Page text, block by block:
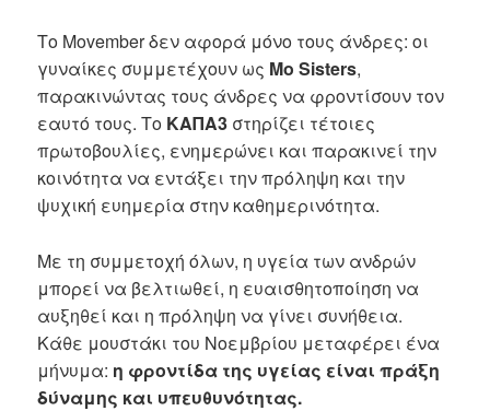
Το Movember δεν αφορά μόνο τους άνδρες: οι
γυναίκες συμμετέχουν ως Mo Sisters,
παρακινώντας τους άνδρες να φροντίσουν τον
εαυτό τους. Το ΚΑΠΑ3 στηρίζει τέτοιες
πρωτοβουλίες, ενημερώνει και παρακινεί την
κοινότητα να εντάξει την πρόληψη και την
ψυχική ευημερία στην καθημερινότητα.
Με τη συμμετοχή όλων, η υγεία των ανδρών
μπορεί να βελτιωθεί, η ευαισθητοποίηση να
αυξηθεί και η πρόληψη να γίνει συνήθεια.
Κάθε μουστάκι του Νοεμβρίου μεταφέρει ένα
μήνυμα: η φροντίδα της υγείας είναι πράξη
δύναμης και υπευθυνότητας.